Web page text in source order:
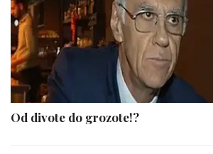
Od divote do grozote!?